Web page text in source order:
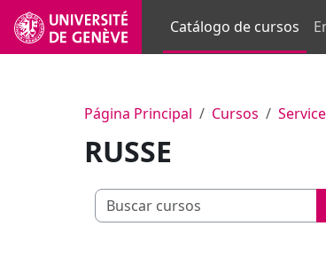
Salta al contenido principal
Catálogo de cursos
Página Principal Cursos
RUSSE